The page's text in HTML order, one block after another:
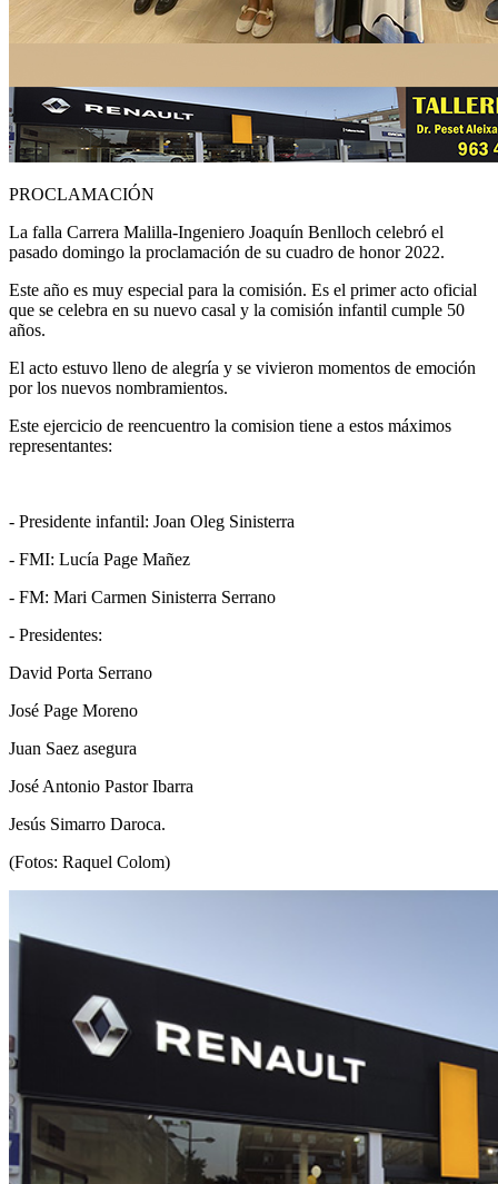
PROCLAMACIÓN
La falla Carrera Malilla-Ingeniero Joaquín Benlloch celebró el
pasado domingo la proclamación de su cuadro de honor 2022.
Este año es muy especial para la comisión. Es el primer acto oficial
que se celebra en su nuevo casal y la comisión infantil cumple 50
años.
El acto estuvo lleno de alegría y se vivieron momentos de emoción
por los nuevos nombramientos.
Este ejercicio de reencuentro la comision tiene a estos máximos
representantes:
- Presidente infantil: Joan Oleg Sinisterra
- FMI: Lucía Page Mañez
- FM: Mari Carmen Sinisterra Serrano
- Presidentes:
David Porta Serrano
José Page Moreno
Juan Saez asegura
José Antonio Pastor Ibarra
Jesús Simarro Daroca.
(Fotos: Raquel Colom)